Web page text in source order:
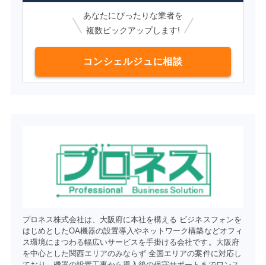
あなたにぴったりな業者を
複数ピックアップします!
コンシェルジュに相談
プロネス株式会社は、大阪府に本社を構える ビジネスフォンを
はじめとしたOA機器の設置導入やネットワーク構築などオフィ
ス環境にまつわる幅広いサービスを手掛ける会社です。大阪府
を中心とした関西エリアのみならず 全国エリアの案件に対応し